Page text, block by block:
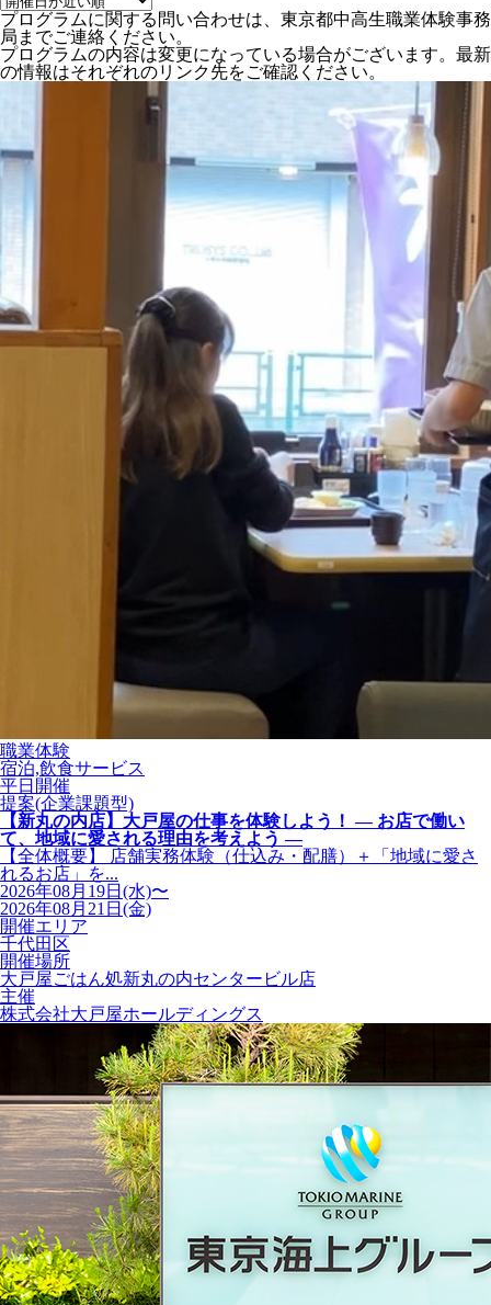
プログラムに関する問い合わせは、東京都中高生職業体験事務
局までご連絡ください。
プログラムの内容は変更になっている場合がございます。最新
の情報はそれぞれのリンク先をご確認ください。
職業体験
宿泊,飲食サービス
平日開催
提案(企業課題型)
【新丸の内店】大戸屋の仕事を体験しよう！ ― お店で働い
て、地域に愛される理由を考えよう ―
【全体概要】 店舗実務体験（仕込み・配膳）＋「地域に愛さ
れるお店」を...
2026年08月19日(水)〜
2026年08月21日(金)
開催エリア
千代田区
開催場所
大戸屋ごはん処新丸の内センタービル店
主催
株式会社大戸屋ホールディングス